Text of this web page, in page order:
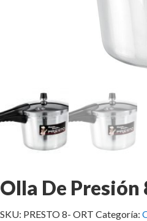
Olla De Presión
SKU: PRESTO 8- ORT Categoría: